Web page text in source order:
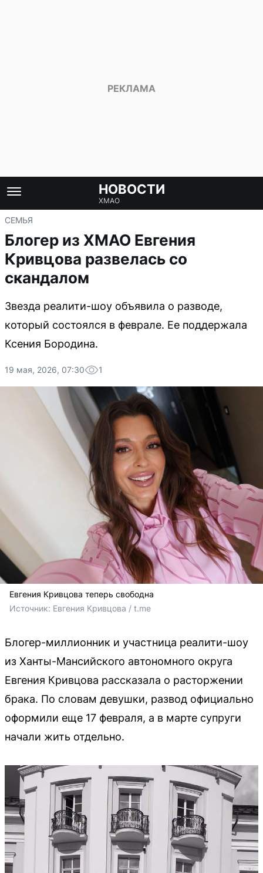
НОВОСТИ
ХМАО
СЕМЬЯ
Блогер из ХМАО Евгения
Кривцова развелась со
скандалом
Звезда реалити-шоу объявила о разводе,
который состоялся в феврале. Ее поддержала
Ксения Бородина.
19 мая, 2026, 07:30 1
Евгения Кривцова теперь свободна
Источник: Евгения Кривцова / t.me
Блогер-миллионник и участница реалити-шоу
из Ханты-Мансийского автономного округа
Евгения Кривцова рассказала о расторжении
брака. По словам девушки, развод официально
оформили еще 17 февраля, а в марте супруги
начали жить отдельно.